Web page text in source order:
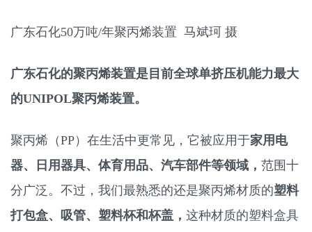
广东石化50万吨/年聚丙烯装置 马斌珂 摄
广东石化的聚丙烯装置是目前全球单挤压机能力最大
的UNIPOL聚丙烯装置。
聚丙烯（PP）在生活中更常见，它被应用于家用电
器、日用器具、体育用品、汽车部件等领域， 范围十
分广泛。不过，我们最熟悉的还是聚丙烯材质的塑料
打包盒、吸管、塑料杯和杯盖， 这种材质的塑料盒具